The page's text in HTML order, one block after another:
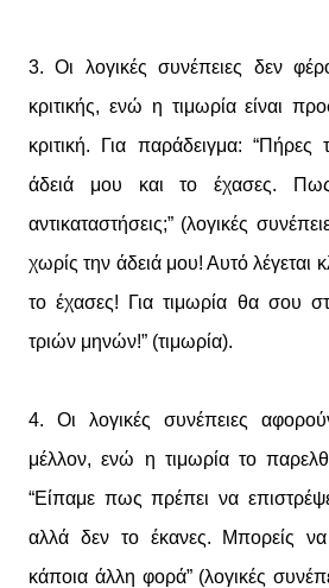
3. Οι λογικές συνέπειες δεν
κριτικής, ενώ η τιμωρία είναι
κριτική. Για παράδειγμα: “Πήρες
άδειά μου και το έχασες.
αντικαταστήσεις;” (λογικές
χωρίς την άδειά μου! Αυτό λέγεται
το έχασες! Για τιμωρία θα σου
τριών μηνών!” (τιμωρία).
4. Οι λογικές συνέπειες
μέλλον, ενώ η τιμωρία το
“Είπαμε πως πρέπει να
αλλά δεν το έκανες. Μπορείς
κάποια άλλη φορά” (λογικές